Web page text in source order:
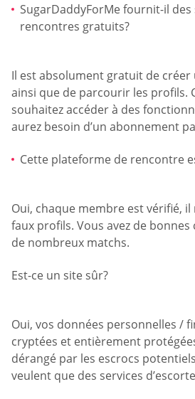
SugarDaddyForMe fournit-il des
rencontres gratuits?
Il est absolument gratuit de
ainsi que de parcourir les profils.
souhaitez accéder à des
aurez besoin d’un abonnement
Cette plateforme de rencontre
Oui, chaque membre est vérifié, il
faux profils. Vous avez de
de nombreux matchs.
Est-ce un site sûr?
Oui, vos données personnelles /
cryptées et entièrement
dérangé par les escrocs
veulent que des services